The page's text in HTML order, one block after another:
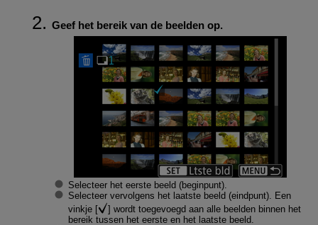
Geef het bereik van de beelden op.
Selecteer het eerste beeld (beginpunt).
Selecteer vervolgens het laatste beeld (eindpunt). Een
vinkje [
] wordt toegevoegd aan alle beelden binnen het
bereik tussen het eerste en het laatste beeld.